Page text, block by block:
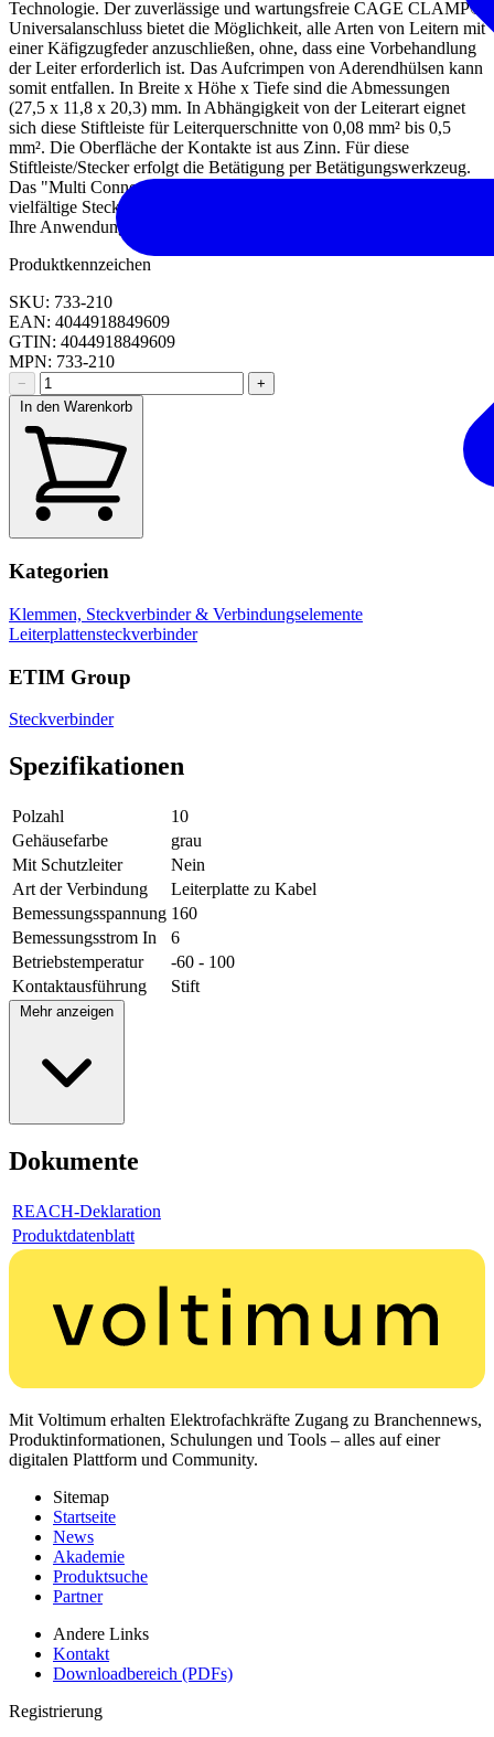
Technologie. Der zuverlässige und wartungsfreie CAGE CLAMP®
Universalanschluss bietet die Möglichkeit, alle Arten von Leitern mit
einer Käfigzugfeder anzuschließen, ohne, dass eine Vorbehandlung
der Leiter erforderlich ist. Das Aufcrimpen von Aderendhülsen kann
somit entfallen. In Breite x Höhe x Tiefe sind die Abmessungen
(27,5 x 11,8 x 20,3) mm. In Abhängigkeit von der Leiterart eignet
sich diese Stiftleiste für Leiterquerschnitte von 0,08 mm² bis 0,5
mm². Die Oberfläche der Kontakte ist aus Zinn. Für diese
Stiftleiste/Stecker erfolgt die Betätigung per Betätigungswerkzeug.
Das "Multi Connection System" – MCS von WAGO ist das
vielfältige Steckverbindersystem mit überzeugenden Lösungen für
Ihre Anwendungen.
Produktkennzeichen
SKU: 733-210
EAN: 4044918849609
GTIN: 4044918849609
MPN: 733-210
−
+
In den Warenkorb
Kategorien
Klemmen, Steckverbinder & Verbindungselemente
Leiterplattensteckverbinder
ETIM Group
Steckverbinder
Spezifikationen
Polzahl
10
Gehäusefarbe
grau
Mit Schutzleiter
Nein
Art der Verbindung
Leiterplatte zu Kabel
Bemessungsspannung 160
Bemessungsstrom In
6
Betriebstemperatur
-60 - 100
Kontaktausführung
Stift
Mehr anzeigen
Dokumente
REACH-Deklaration
Produktdatenblatt
Mit Voltimum erhalten Elektrofachkräfte Zugang zu Branchennews,
Produktinformationen, Schulungen und Tools – alles auf einer
digitalen Plattform und Community.
Sitemap
Startseite
News
Akademie
Produktsuche
Partner
Andere Links
Kontakt
Downloadbereich (PDFs)
Registrierung